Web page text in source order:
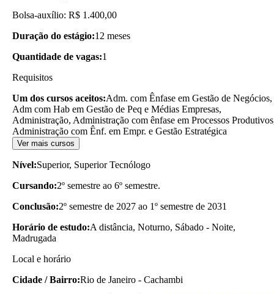
Bolsa-auxílio: R$ 1.400,00
Duração do estágio:12 meses
Quantidade de vagas:1
Requisitos
Um dos cursos aceitos:Adm. com Ênfase em Gestão de Negócios,
Adm com Hab em Gestão de Peq e Médias Empresas,
Administração, Administração com ênfase em Processos
Administração com Ênf. em Empr. e Gestão Estratégica
Ver mais cursos
Nível:Superior, Superior Tecnólogo
Cursando:2º semestre ao 6º semestre.
Conclusão:2º semestre de 2027 ao 1º semestre de 2031
Horário de estudo:A distância, Noturno, Sábado - Noite,
Madrugada
Local e horário
Cidade / Bairro:Rio de Janeiro - Cachambi